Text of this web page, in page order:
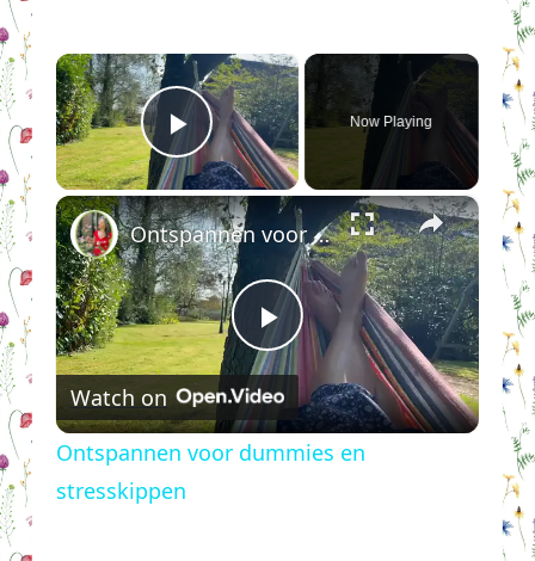
×
Play Video
Now Playing
×
Play
Video
Ontspannen voor dummies en stresskippen
Watch on
Ontspannen voor dummies en
stresskippen